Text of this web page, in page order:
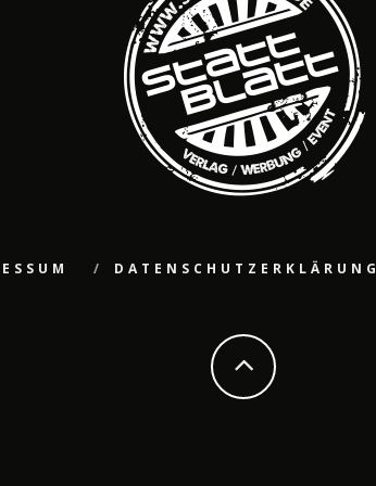
DATENSCHUTZERKLÄRUNG